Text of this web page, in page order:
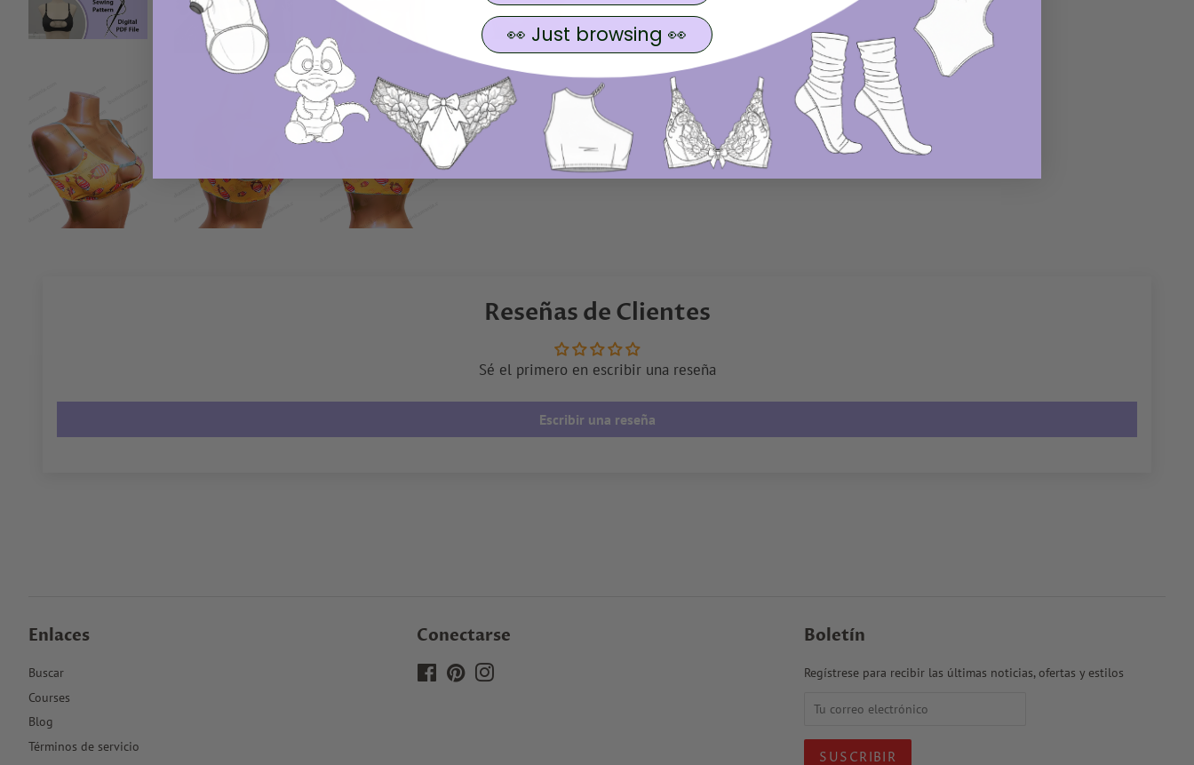
Reseñas de Clientes
Sé el primero en escribir una reseña
Escribir una reseña
Enlaces
Buscar
Courses
Blog
Términos de servicio
Conectarse
Facebook
PinterestInstagram
Boletín
Regístrese para recibir las últimas noticias, ofertas y estilos
👀 Just browsing 👀